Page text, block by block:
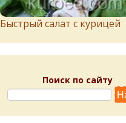
Быстрый салат с курицей
Поиск по сайту